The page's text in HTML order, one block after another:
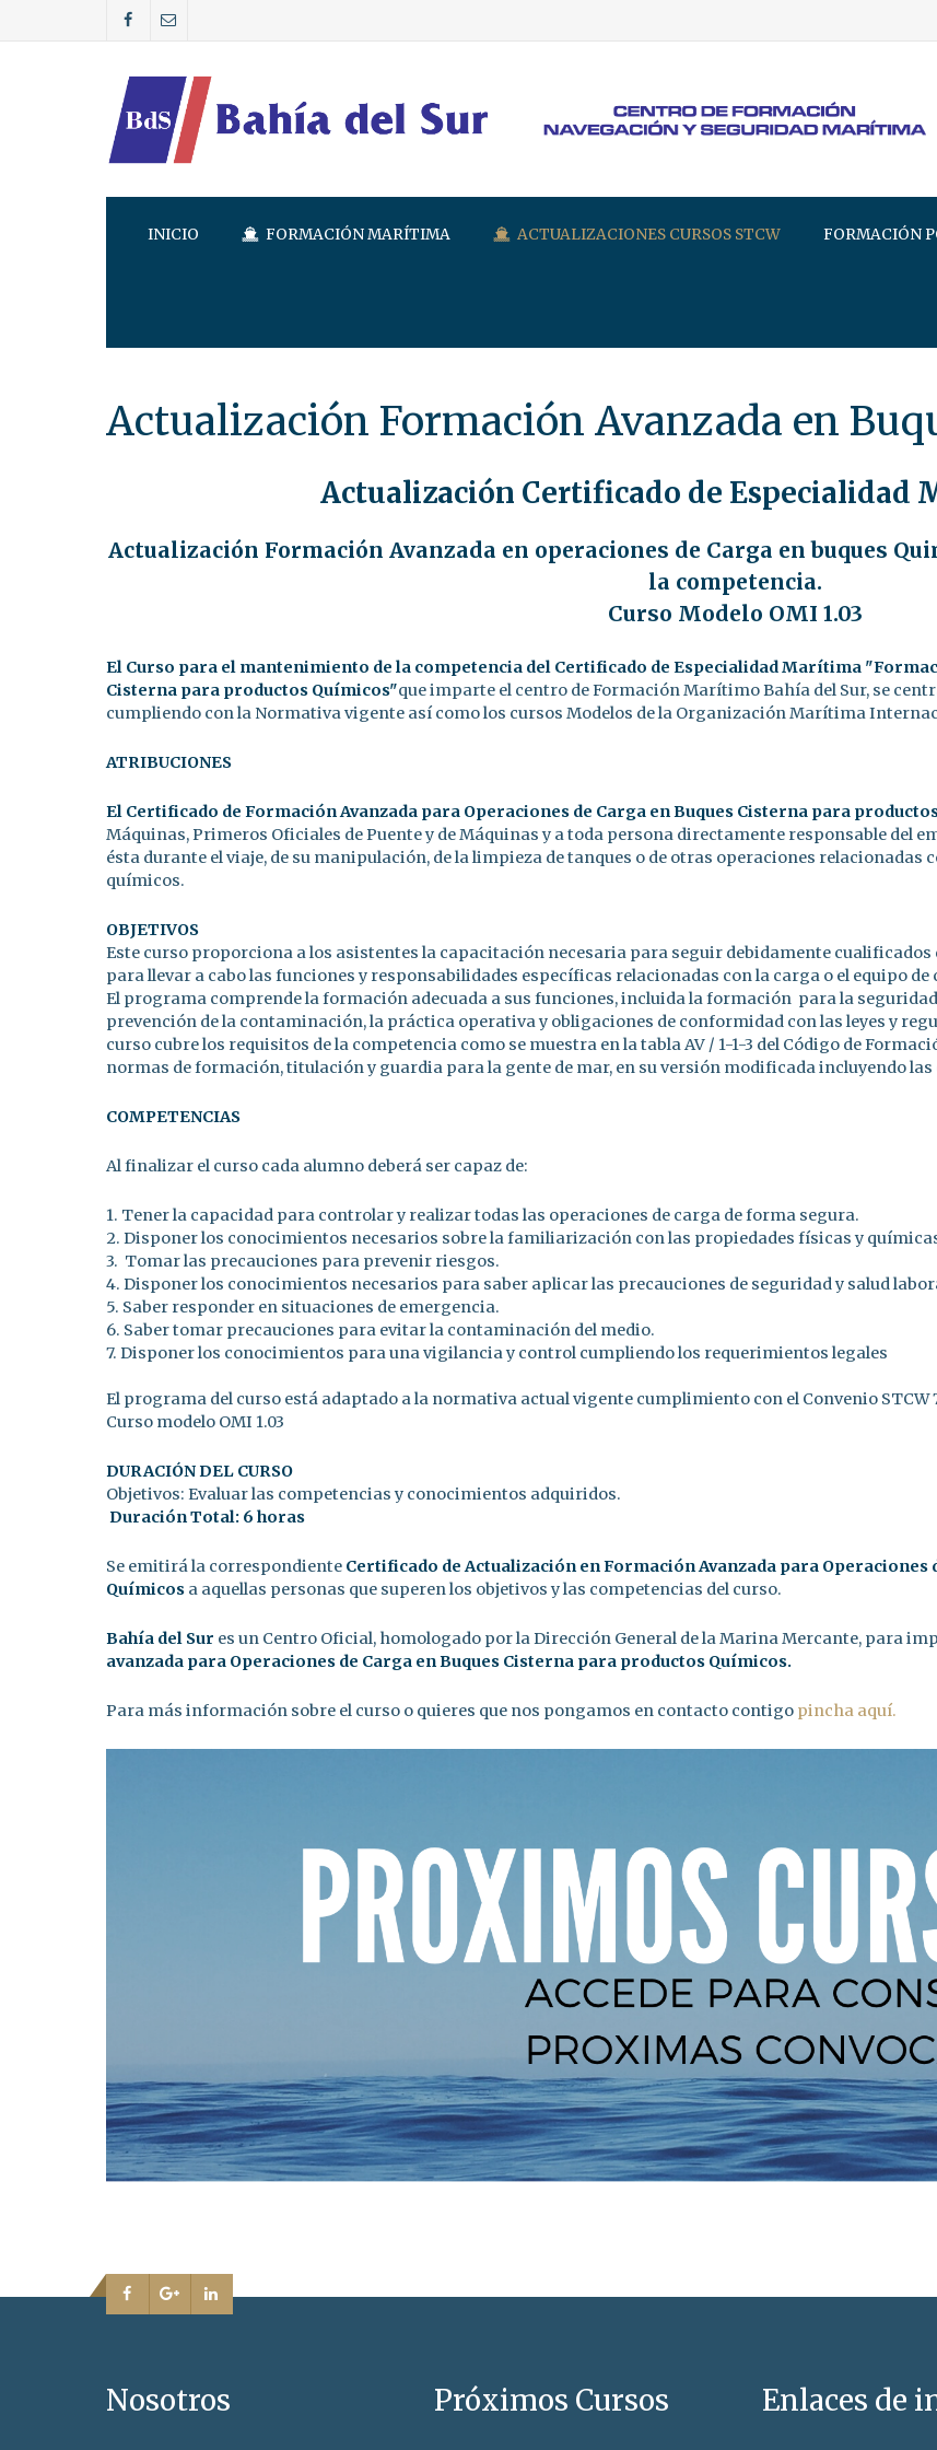
INICIO FORMACIÓN MARÍTIMA ACTUALIZACIONES CURSOS STCW FORMACIÓN
Actualización Formación Avanzada en
Actualización Certificado de Especialidad
Actualización Formación Avanzada en operaciones de Carga en buques
la competencia.
Curso Modelo OMI 1.03
El Curso para el mantenimiento de la competencia del Certificado de Especialidad Marítima
Cisterna para productos Químicos"que imparte el centro de Formación Marítimo Bahía del Sur, se
cumpliendo con la Normativa vigente así como los cursos Modelos de la Organización Marítima
ATRIBUCIONES
El Certificado de Formación Avanzada para Operaciones de Carga en Buques Cisterna para
Máquinas, Primeros Oficiales de Puente y de Máquinas y a toda persona directamente responsable del
ésta durante el viaje, de su manipulación, de la limpieza de tanques o de otras operaciones relacionadas
químicos.
OBJETIVOS
Este curso proporciona a los asistentes la capacitación necesaria para seguir debidamente cualificados
para llevar a cabo las funciones y responsabilidades específicas relacionadas con la carga o el equipo
El programa comprende la formación adecuada a sus funciones, incluida la formación para la
prevención de la contaminación, la práctica operativa y obligaciones de conformidad con las leyes y
curso cubre los requisitos de la competencia como se muestra en la tabla AV / 1-1-3 del Código de
normas de formación, titulación y guardia para la gente de mar, en su versión modificada incluyendo las
COMPETENCIAS
Al finalizar el curso cada alumno deberá ser capaz de:
1. Tener la capacidad para controlar y realizar todas las operaciones de carga de forma segura.
2. Disponer los conocimientos necesarios sobre la familiarización con las propiedades físicas y
3. Tomar las precauciones para prevenir riesgos.
4. Disponer los conocimientos necesarios para saber aplicar las precauciones de seguridad y salud
5. Saber responder en situaciones de emergencia.
6. Saber tomar precauciones para evitar la contaminación del medio.
7. Disponer los conocimientos para una vigilancia y control cumpliendo los requerimientos legales
El programa del curso está adaptado a la normativa actual vigente cumplimiento con el Convenio STCW
Curso modelo OMI 1.03
DURACIÓN DEL CURSO
Objetivos: Evaluar las competencias y conocimientos adquiridos.
Duración Total: 6 horas
Se emitirá la correspondiente Certificado de Actualización en Formación Avanzada para Operaciones
Químicos a aquellas personas que superen los objetivos y las competencias del curso.
Bahía del Sur es un Centro Oficial, homologado por la Dirección General de la Marina Mercante, para
avanzada para Operaciones de Carga en Buques Cisterna para productos Químicos.
Para más información sobre el curso o quieres que nos pongamos en contacto contigo pincha aquí.
Nosotros Próximos Cursos Enlaces de